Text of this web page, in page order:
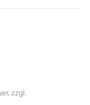
zzgl.